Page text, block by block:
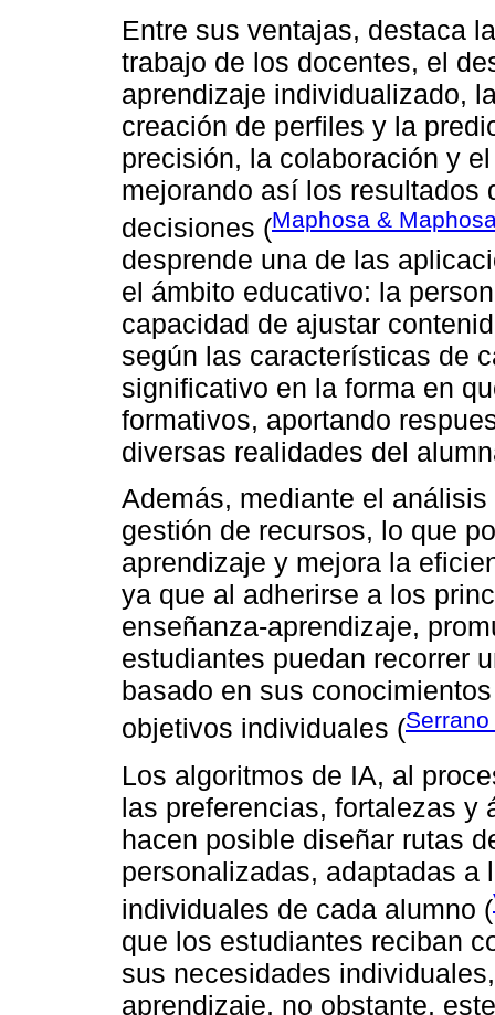
Entre sus ventajas, destaca
trabajo de los docentes, el
aprendizaje individualizado,
creación de perfiles y la
precisión, la colaboración y
mejorando así los resultados
decisiones (Maphosa &
desprende una de las
el ámbito educativo: la
capacidad de ajustar
según las características de
significativo en la forma en
formativos, aportando
diversas realidades del
Además, mediante el
gestión de recursos, lo que
aprendizaje y mejora la
ya que al adherirse a los
enseñanza-aprendizaje,
estudiantes puedan recorrer
basado en sus
objetivos individuales (
Los algoritmos de IA, al
las preferencias, fortalezas y
hacen posible diseñar rutas
personalizadas, adaptadas
individuales de cada alumno (
que los estudiantes reciban
sus necesidades
aprendizaje, no obstante,